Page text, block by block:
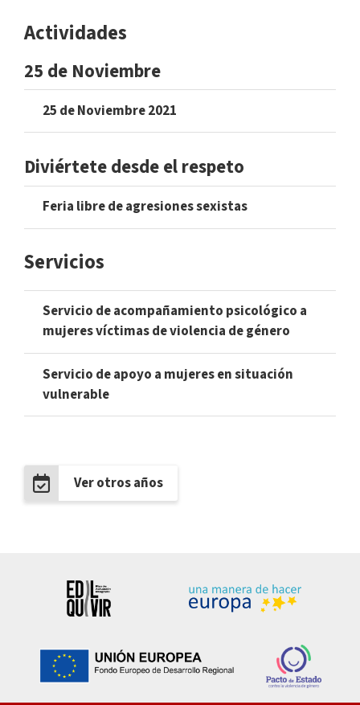
Actividades
25 de Noviembre
25 de Noviembre 2021
Diviértete desde el respeto
Feria libre de agresiones sexistas
Servicios
Servicio de acompañamiento psicológico a
mujeres víctimas de violencia de género
Servicio de apoyo a mujeres en situación
vulnerable
Ver otros años